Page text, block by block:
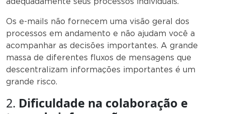
Os e-mails não fornecem uma visão geral dos
processos em andamento e não ajudam você a
acompanhar as decisões importantes. A grande
massa de diferentes fluxos de mensagens que
descentralizam informações importantes é um
grande risco.
2. Dificuldade na colaboração e